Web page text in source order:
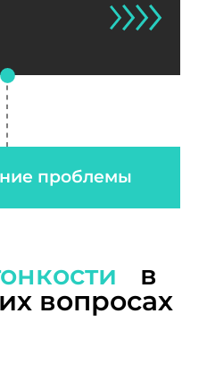
проблемы
в
вопросах